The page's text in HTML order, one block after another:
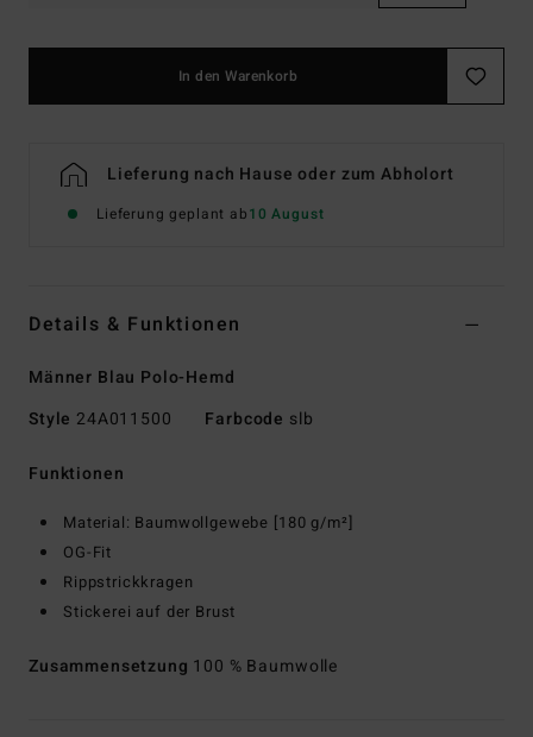
In den Warenkorb
Lieferung nach Hause oder zum Abholort
Lieferung geplant ab10 August
Details & Funktionen
Männer Blau Polo-Hemd
Style 24A011500 Farbcode slb
Funktionen
Material: Baumwollgewebe [180 g/m²]
OG-Fit
Rippstrickkragen
Stickerei auf der Brust
Zusammensetzung 100 % Baumwolle